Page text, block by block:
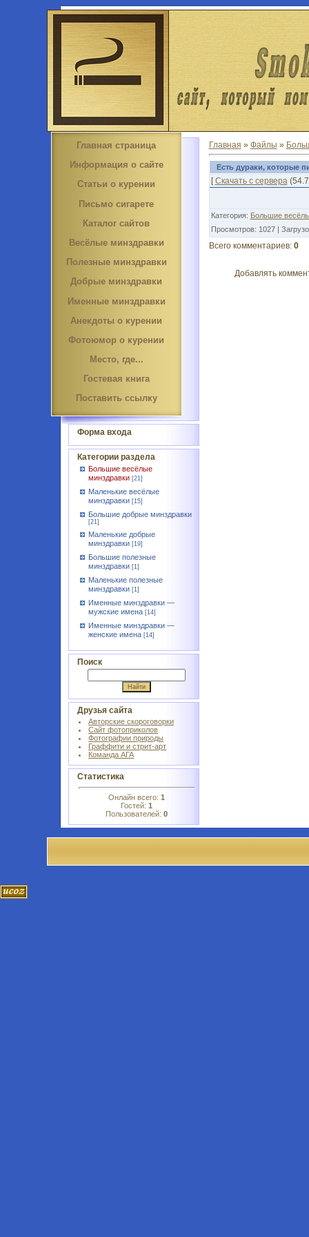
Главная страница
Информация о сайте
Статьи о курении
Письмо сигарете
Каталог сайтов
Весёлые минздравки
Полезные минздравки
Добрые минздравки
Именные минздравки
Анекдоты о курении
Фотоюмор о курении
Место, где...
Гостевая книга
Поставить ссылку
Форма входа
Категории раздела
Большие весёлые
минздравки [21]
Маленькие весёлые
минздравки [15]
Большие добрые минздравки
[21]
Маленькие добрые
минздравки [19]
Большие полезные
минздравки [1]
Маленькие полезные
минздравки [1]
Именные минздравки —
мужские имена [14]
Именные минздравки —
женские имена [14]
Поиск
Друзья сайта
Авторские скороговорки
Сайт фотоприколов
Фотографии природы
Граффити и стрит-арт
Команда АГА
Статистика
Онлайн всего: 1
Гостей: 1
Пользователей: 0
Главная » Файлы »
Есть дураки, которые
[Скачать с сервера(54.7
Категория: Большие
Просмотров: 1027|
Всего комментариев: 0
Добавлять